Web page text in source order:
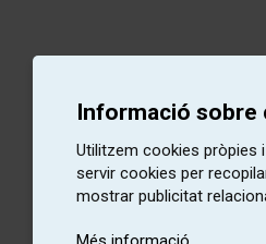
Informació sobre
Utilitzem cookies pròpies
servir cookies per
mostrar publicitat